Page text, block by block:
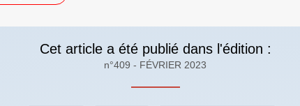
Cet article a été publié dans l'édition :
n°409 - FÉVRIER 2023